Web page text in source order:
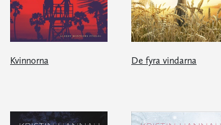
Kvinnorna De fyra vindarna